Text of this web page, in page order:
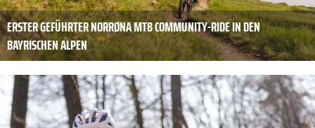
ERSTER GEFÜHRTER NORRØNA MTB COMMUNITY-RIDE IN DEN
BAYRISCHEN ALPEN